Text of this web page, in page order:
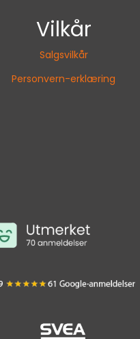
Vilkår
Salgsvilkår
Personvern-erklæring